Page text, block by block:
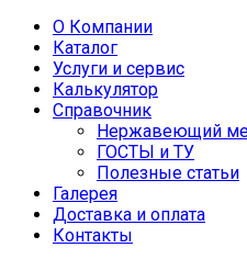
О Компании
Каталог
Услуги и сервис
Калькулятор
Справочник
Нержавеющий
ГОСТЫ и ТУ
Полезные статьи
Галерея
Доставка и оплата
Контакты